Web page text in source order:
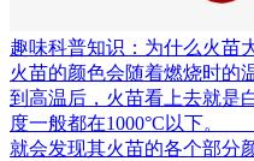
趣味科普知识：为什么火苗
火苗的颜色会随着燃烧时的
到高温后，火苗看上去就是
度一般都在1000°C以下。
就会发现其火苗的各个部